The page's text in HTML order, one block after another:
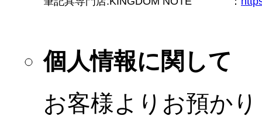
個人情報に関して
お客様よりお預か